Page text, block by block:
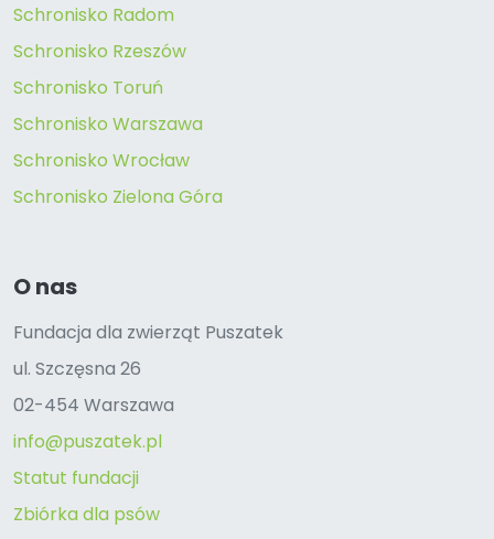
Schronisko Radom
Schronisko Rzeszów
Schronisko Toruń
Schronisko Warszawa
Schronisko Wrocław
Schronisko Zielona Góra
O nas
Fundacja dla zwierząt Puszatek
ul. Szczęsna 26
02-454 Warszawa
info@puszatek.pl
Statut fundacji
Zbiórka dla psów